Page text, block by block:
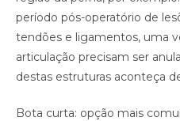
período pós-operatório de
tendões e ligamentos, uma
articulação precisam ser
destas estruturas aconteça
Bota curta: opção mais